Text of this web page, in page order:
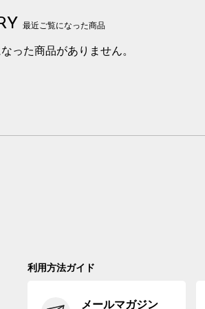
最近ご覧になった商品
った商品がありません。
利用方法ガイド
メールマガジン